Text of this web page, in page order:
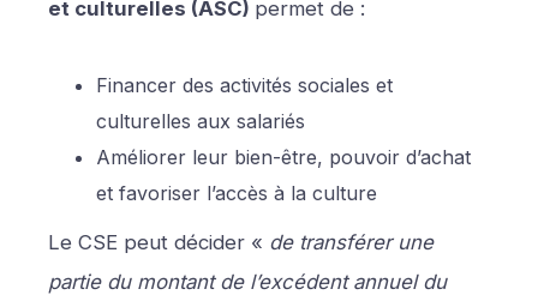
et culturelles (ASC) permet de :
Financer des activités sociales et
culturelles aux salariés
Améliorer leur bien-être, pouvoir d’achat
et favoriser l’accès à la culture
Le CSE peut décider « de transférer une
partie du montant de l’excédent annuel du